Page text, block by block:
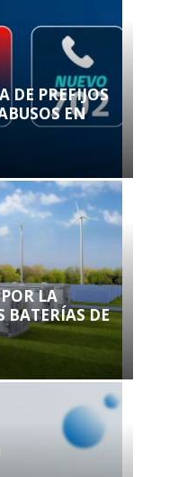
DE PREFIJOS
EN
LA
BATERÍAS DE